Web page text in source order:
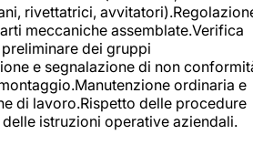
rivettatrici,
meccaniche assemblate.Verifica
dei gruppi
e segnalazione di non
ordinaria e
di lavoro.Rispetto delle procedure
istruzioni operative aziendali.